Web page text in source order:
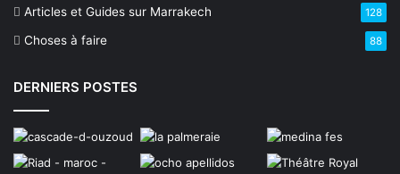
Articles et Guides sur Marrakech 128
Choses à faire 88
DERNIERS POSTES